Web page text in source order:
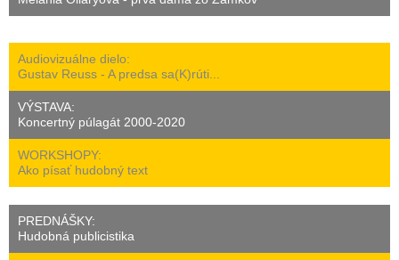
Audiovizuálne dielo:
Gustav Reuss - A predsa sa(K)rúti...
VÝSTAVA:
Koncertný púlagát 2000-2020
WORKSHOPY:
Ako písať hudobný text
PREDNÁŠKY:
Hudobná publicistika